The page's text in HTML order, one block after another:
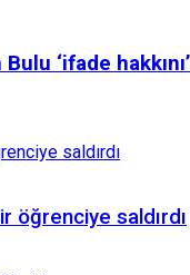
‘ifade
öğrenciye saldırdı